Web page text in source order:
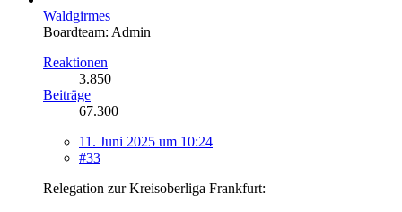
Waldgirmes
Boardteam: Admin
Reaktionen
3.850
Beiträge
67.300
11. Juni 2025 um 10:24
#33
Relegation zur Kreisoberliga Frankfurt: